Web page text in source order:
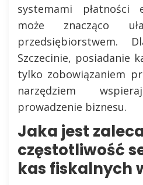
systemami płatności
może znacząco
Szczecinie, posiadanie
tylko zobowiązaniem
narzędziem
prowadzenie biznesu.
Jaka jest
częstotliwość
kas fiskalnych